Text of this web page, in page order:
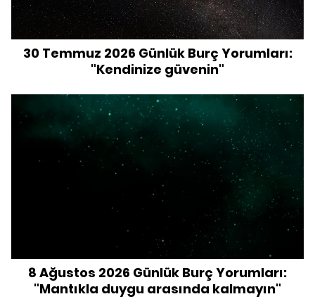
30 Temmuz 2026 Günlük Burç Yorumları:
"Kendinize güvenin"
8 Ağustos 2026 Günlük Burç Yorumları:
"Mantıkla duygu arasında kalmayın"